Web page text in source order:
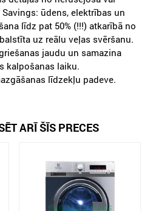
ūdens, elektrības un
līdz pat 50% (!!!) atkarībā no
uz reālu veļas svēršanu.
jaudu un samazina
kalpošanas laiku.
līdzekļu padeve.
ARĪ ŠĪS PRECES